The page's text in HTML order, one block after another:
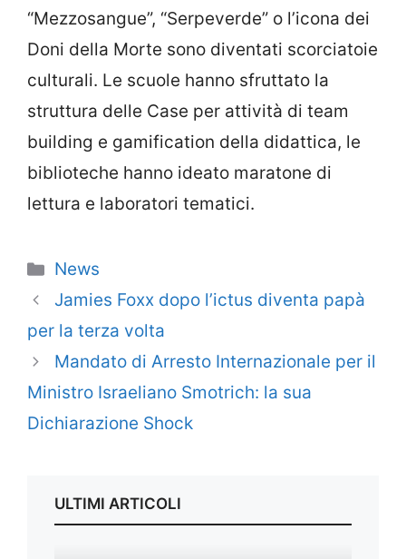
“Mezzosangue”, “Serpeverde” o l’icona dei
Doni della Morte sono diventati scorciatoie
culturali. Le scuole hanno sfruttato la
struttura delle Case per attività di team
building e gamification della didattica, le
biblioteche hanno ideato maratone di
lettura e laboratori tematici.
Categorie
News
Jamies Foxx dopo l’ictus diventa papà
per la terza volta
Mandato di Arresto Internazionale per il
Ministro Israeliano Smotrich: la sua
Dichiarazione Shock
ULTIMI ARTICOLI